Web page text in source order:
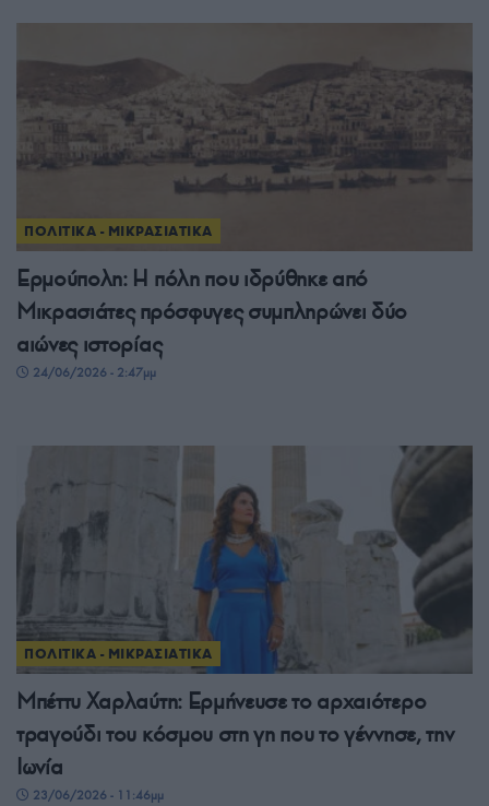
ΠΟΛΙΤΙΚΑ - ΜΙΚΡΑΣΙΑΤΙΚΑ
Ερμούπολη: Η πόλη που ιδρύθηκε από
Μικρασιάτες πρόσφυγες συμπληρώνει δύο
αιώνες ιστορίας
24/06/2026 - 2:47μμ
ΠΟΛΙΤΙΚΑ - ΜΙΚΡΑΣΙΑΤΙΚΑ
Μπέττυ Χαρλαύτη: Ερμήνευσε το αρχαιότερο
τραγούδι του κόσμου στη γη που το γέννησε, την
Ιωνία
23/06/2026 - 11:46μμ